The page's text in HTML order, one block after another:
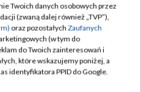
TVP
zgody
Twoich danych osobowych przez
(zwaną dalej również „TVP”),
oraz pozostałych Zaufanych
(w tym do
do Twoich zainteresowań i
które wskazujemy poniżej, a
identyfikatora PPID do Google.